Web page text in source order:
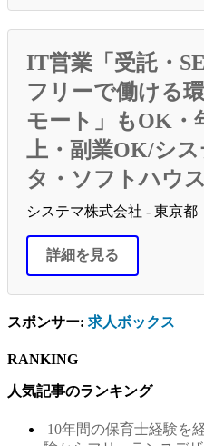
IT営業「受託・
フリーで働ける
モート」もOK・
上・副業OK/シ
タ・ソフトハウス
システマ株式会社 - 東京都
詳細を見る
スポンサー: 求人ボックス
RANKING
人気記事のランキング
10年間の保育士経験を